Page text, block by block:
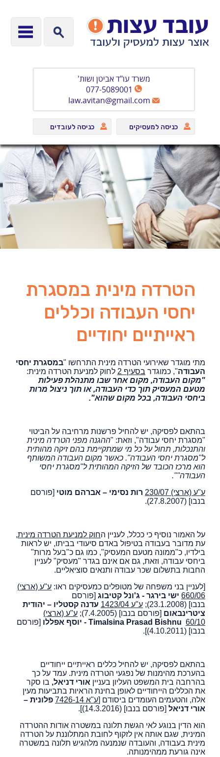
משרד עו"ד אביטן ושות'
077-5089001
law.avitan@gmail.com
כניסה למעסיקים כניסה לעובדים
הטרדה מינית במסגרת
יחסי העבודה וכללים
ראייתיים יחודיים
מתי מוגדר שאירועי הטרדה מינית התרחשו "במסגרת יחסי
העבודה", כמוגדר בסעיף 2
לחוק למניעת הטרדה מינית:
"מקום העבודה, מקום אחר שבו מתנהלת פעילות
מטעם המעסיק תוך כדי העבודה, או תוך ניצול מרות
ביחסי העבודה, בכל מקום שהוא".
בהתאם לפסיקה, יש להחיל פרשנות מרחיבה על הביטוי
"מסגרת יחסי עבודה", וזאת: "ההגנה מפני הטרדה מינית
והתנכלות, תחול על כל מי שמתקיימת בהם זיקה מהותית
ל"מסגרת יחסי העבודה". כאשר מקום העבודה המשותף
הוא מרכז הכובד של הזיקה המהותית ל"מסגרת יחסי
העבודה"".
ע"ע (ארצי) 230/07
רות נסימי – אברהם מוטי [פורסם
בנבו] (27.8.2007).
על האמור נוסיף כי ככלל, לעניין החוק למניעת הטרדה מינית,
עת מדובר בעבודה בטיפול באדם סיעודי בביתו, יש לראות
בילדיו, כ"ממונה מטעם המעסיק", כמו גם כ"בעל מרות"
ביחסי עבודה, וזאת, גם אם אינם בגדר "מעסיק" לעניין
החבות בתשלום שכר עבודה ותנאים סוציאליים.
[לעניין בני משפחה של מטופלים כמעסיקים ראו: ע"ע (ארצי)
660/06 ישי בירגר - ג'ונל קטיבוג [פורסם
בנבו] (23.1.2008);
ע"ע 1423/04
עדנה קסטליו – יהודית
ציטרינבאום [פורסם בנבו] (7.4.2005);
ע"ע (ארצי)
60/10
- יוסף אפללו [פורסם
בנבו] (4.10.2011)].
בהתאם לפסיקה, יש להחיל כללים ראייתיים ייחודיים
בהערכת מהימנות של נפגעי הטרדה מינית. עמד על כך
בהרחבה בית המשפט העליון בעניין אורי דניאל, בו סקר
את הכללים הייחודיים לאופן בחינת הראיות בתביעות מעין
אלה, והטעמים העומדים ביסודם [ ע"א 7426-14
פלונית –
אורי דניאל [פורסם בנבו] (14.3.2016)].
הוא הדין בנוגע לאי הגשת תלונה במשטרה אודות ההטרדה
המינית, שגם אותה אין לזקוף לחובת המתלוננת על הטרדה
מינית בעבודה, והעובדה שנמנעה מלהגיש תלונה במשטרה
אינה גורעת ממהימנותה.